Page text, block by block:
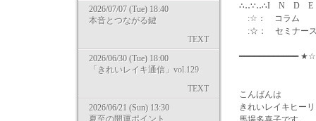
2026/07/07 (Tue) 18:40
本音とつながる鍵
TEXT
2026/06/30 (Tue) 18:00
「きれいレイキ通信」vol.129
TEXT
2026/06/21 (Sun) 13:30
夏至の開運ポイント
∴‥∵‥∴I N D E
:☆： コラム
:☆： セミナー
━━━━━━━━━━━━
こんばんは
きれいレイキヒー